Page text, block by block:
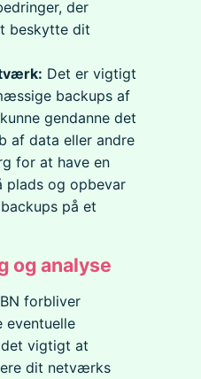
der
beskytte dit
Det er vigtigt
backups af
gendanne det
af data eller andre
for at have en
plads og opbevar
på et
og analyse
forbliver
vigtigt at
dit netværks